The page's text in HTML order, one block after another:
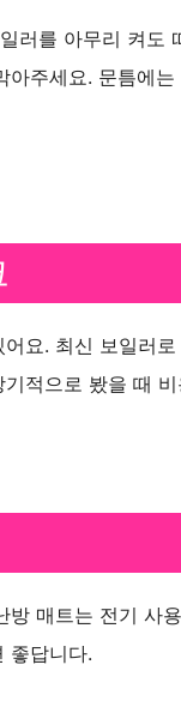
러를 아무리 켜도
주세요. 문틈에
요. 최신 보일러
적으로 봤을 때
매트는 전기 사
좋답니다.